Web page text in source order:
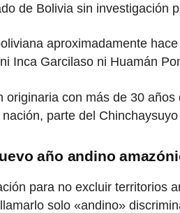
de Bolivia sin investigación
aproximadamente
Inca Garcilaso ni Huamán
originaria con más de 30
parte del
año andino
para no excluir territorios
solo «andino»